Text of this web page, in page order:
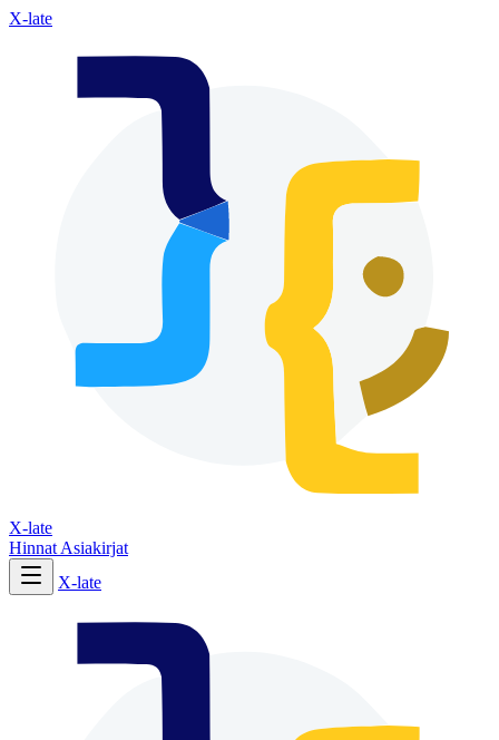
X-late
X-late
Hinnat Asiakirjat
X-late